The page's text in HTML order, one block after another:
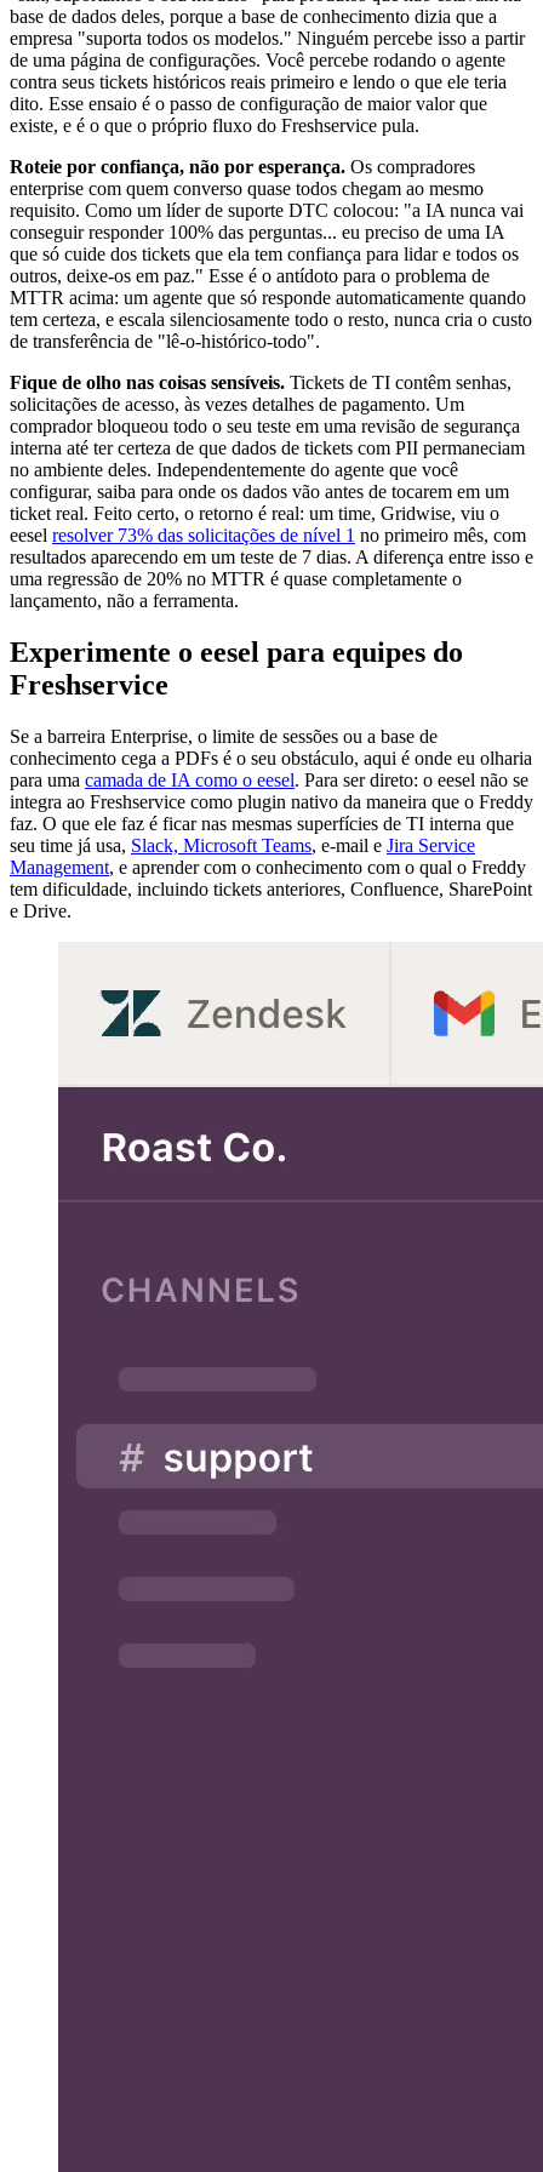
base de dados deles, porque a base de conhecimento dizia que a
empresa "suporta todos os modelos." Ninguém percebe isso a partir
de uma página de configurações. Você percebe rodando o agente
contra seus tickets históricos reais primeiro e lendo o que ele teria
dito. Esse ensaio é o passo de configuração de maior valor que
existe, e é o que o próprio fluxo do Freshservice pula.
Roteie por confiança, não por esperança. Os compradores
enterprise com quem converso quase todos chegam ao mesmo
requisito. Como um líder de suporte DTC colocou: "a IA nunca vai
conseguir responder 100% das perguntas... eu preciso de uma IA
que só cuide dos tickets que ela tem confiança para lidar e todos os
outros, deixe-os em paz." Esse é o antídoto para o problema de
MTTR acima: um agente que só responde automaticamente quando
tem certeza, e escala silenciosamente todo o resto, nunca cria o custo
de transferência de "lê-o-histórico-todo".
Fique de olho nas coisas sensíveis. Tickets de TI contêm senhas,
solicitações de acesso, às vezes detalhes de pagamento. Um
comprador bloqueou todo o seu teste em uma revisão de segurança
interna até ter certeza de que dados de tickets com PII permaneciam
no ambiente deles. Independentemente do agente que você
configurar, saiba para onde os dados vão antes de tocarem em um
ticket real. Feito certo, o retorno é real: um time, Gridwise, viu o
eesel resolver 73% das solicitações de nível 1 no primeiro mês, com
resultados aparecendo em um teste de 7 dias. A diferença entre isso e
uma regressão de 20% no MTTR é quase completamente o
lançamento, não a ferramenta.
Experimente o eesel para equipes do
Freshservice
Se a barreira Enterprise, o limite de sessões ou a base de
conhecimento cega a PDFs é o seu obstáculo, aqui é onde eu olharia
para uma camada de IA como o eesel. Para ser direto: o eesel não se
integra ao Freshservice como plugin nativo da maneira que o Freddy
faz. O que ele faz é ficar nas mesmas superfícies de TI interna que
seu time já usa, Slack, Microsoft Teams, e-mail e Jira Service
Management, e aprender com o conhecimento com o qual o Freddy
tem dificuldade, incluindo tickets anteriores, Confluence, SharePoint
e Drive.